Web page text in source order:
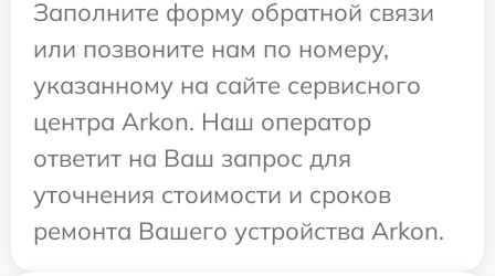
Заполните форму обратной связи
или позвоните нам по номеру,
указанному на сайте сервисного
центра Arkon. Наш оператор
ответит на Ваш запрос для
уточнения стоимости и сроков
ремонта Вашего устройства Arkon.